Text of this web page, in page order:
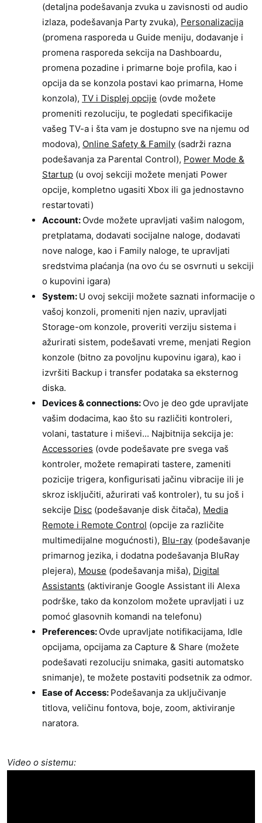
(detaljna podešavanja zvuka u zavisnosti od audio
izlaza, podešavanja Party zvuka), Personalizacija
(promena rasporeda u Guide meniju, dodavanje i
promena rasporeda sekcija na Dashboardu,
promena pozadine i primarne boje profila, kao i
opcija da se konzola postavi kao primarna, Home
konzola), TV i Displej opcije (ovde možete
promeniti rezoluciju, te pogledati specifikacije
vašeg TV-a i šta vam je dostupno sve na njemu od
modova), Online Safety & Family (sadrži razna
podešavanja za Parental Control), Power Mode &
Startup (u ovoj sekciji možete menjati Power
opcije, kompletno ugasiti Xbox ili ga jednostavno
restartovati)
Account: Ovde možete upravljati vašim nalogom,
pretplatama, dodavati socijalne naloge, dodavati
nove naloge, kao i Family naloge, te upravljati
sredstvima plaćanja (na ovo ću se osvrnuti u sekciji
o kupovini igara)
System: U ovoj sekciji možete saznati informacije o
vašoj konzoli, promeniti njen naziv, upravljati
Storage-om konzole, proveriti verziju sistema i
ažurirati sistem, podešavati vreme, menjati Region
konzole (bitno za povoljnu kupovinu igara), kao i
izvršiti Backup i transfer podataka sa eksternog
diska.
Devices & connections: Ovo je deo gde upravljate
vašim dodacima, kao što su različiti kontroleri,
volani, tastature i miševi... Najbitnija sekcija je:
Accessories (ovde podešavate pre svega vaš
kontroler, možete remapirati tastere, zameniti
pozicije trigera, konfigurisati jačinu vibracije ili je
skroz isključiti, ažurirati vaš kontroler), tu su još i
sekcije Disc (podešavanje disk čitača), Media
Remote i Remote Control (opcije za različite
multimedijalne mogućnosti), Blu-ray (podešavanje
primarnog jezika, i dodatna podešavanja BluRay
plejera), Mouse (podešavanja miša), Digital
Assistants (aktiviranje Google Assistant ili Alexa
podrške, tako da konzolom možete upravljati i uz
pomoć glasovnih komandi na telefonu)
Preferences: Ovde upravljate notifikacijama, Idle
opcijama, opcijama za Capture & Share (možete
podešavati rezoluciju snimaka, gasiti automatsko
snimanje), te možete postaviti podsetnik za odmor.
Ease of Access: Podešavanja za uključivanje
titlova, veličinu fontova, boje, zoom, aktiviranje
naratora.
Video o sistemu: